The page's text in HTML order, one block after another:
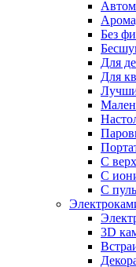
Без
Для
Для
С
С
С
3D